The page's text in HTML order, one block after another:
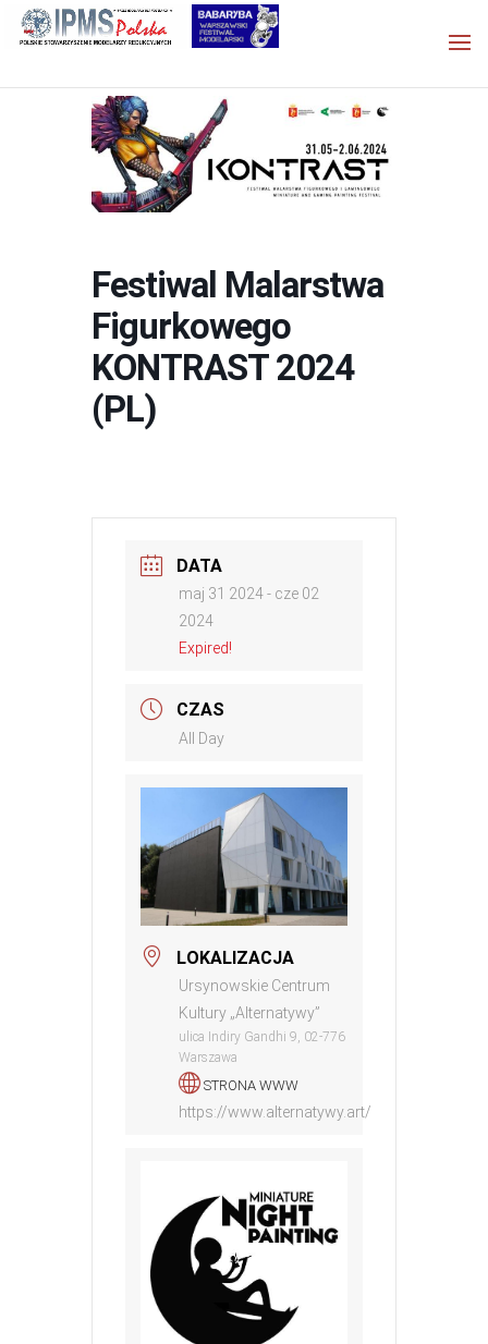
Festiwal Malarstwa
Figurkowego
KONTRAST 2024
(PL)
DATA
maj 31 2024- cze 02
2024
Expired!
CZAS
All Day
LOKALIZACJA
Ursynowskie Centrum
Kultury „Alternatywy”
ulica Indiry Gandhi 9, 02-776
Warszawa
STRONA WWW
https://www.alternatywy.art/